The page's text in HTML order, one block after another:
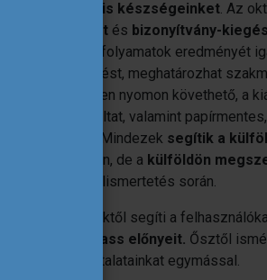
digitális készségeinket. Az
oklevélmelléklet és bizonyítvány-
tanulási folyamatok eredményét
értékelést, meghatározhat
hogy könnyen nyomon követhető, a
szolgáltat, valamint
Mindezek segítik a
elfogadásában, de a külföldön
a hazai elismertetés során.
a kezdetektől segíti a
Europass előnyeit. Ősztől
tapasztalatainkat egymással.